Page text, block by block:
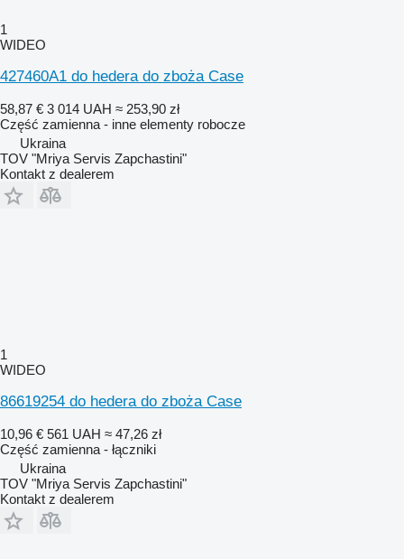
1
WIDEO
427460A1 do hedera do zboża Case
58,87 € 3 014 UAH ≈ 253,90 zł
Część zamienna - inne elementy robocze
Ukraina
TOV "Mriya Servis Zapchastini"
Kontakt z dealerem
1
WIDEO
86619254 do hedera do zboża Case
10,96 € 561 UAH ≈ 47,26 zł
Część zamienna - łączniki
Ukraina
TOV "Mriya Servis Zapchastini"
Kontakt z dealerem